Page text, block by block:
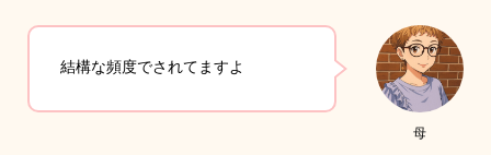
母
結構な頻度でされてますよ